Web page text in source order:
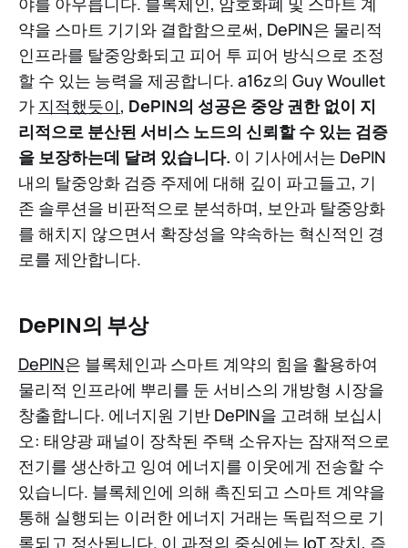
약을 스마트 기기와 결합함으로써, DePIN은 물리적
인프라를 탈중앙화되고 피어 투 피어 방식으로 조정
할 수 있는 능력을 제공합니다. a16z의 Guy Woullet
가 지적했듯이, DePIN의 성공은 중앙 권한 없이 지
리적으로 분산된 서비스 노드의 신뢰할 수 있는 검증
을 보장하는데 달려 있습니다. 이 기사에서는 DePIN
내의 탈중앙화 검증 주제에 대해 깊이 파고들고, 기
존 솔루션을 비판적으로 분석하며, 보안과 탈중앙화
를 해치지 않으면서 확장성을 약속하는 혁신적인 경
로를 제안합니다.
DePIN의 부상
DePIN은 블록체인과 스마트 계약의 힘을 활용하여
물리적 인프라에 뿌리를 둔 서비스의 개방형 시장을
창출합니다. 에너지원 기반 DePIN을 고려해 보십시
오: 태양광 패널이 장착된 주택 소유자는 잠재적으로
전기를 생산하고 잉여 에너지를 이웃에게 전송할 수
있습니다. 블록체인에 의해 촉진되고 스마트 계약을
통해 실행되는 이러한 에너지 거래는 독립적으로 기
록되고 정산됩니다. 이 과정의 중심에는 IoT 장치, 즉